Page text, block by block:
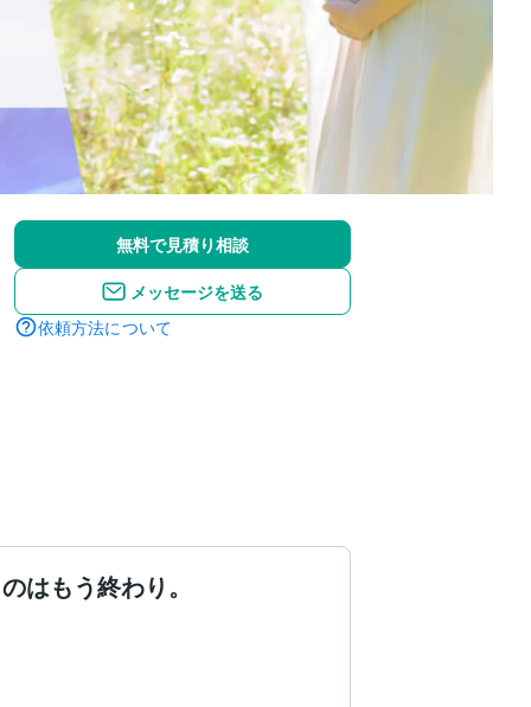
無料で見積り相談
メッセージを送る
依頼方法について
はもう終わり。